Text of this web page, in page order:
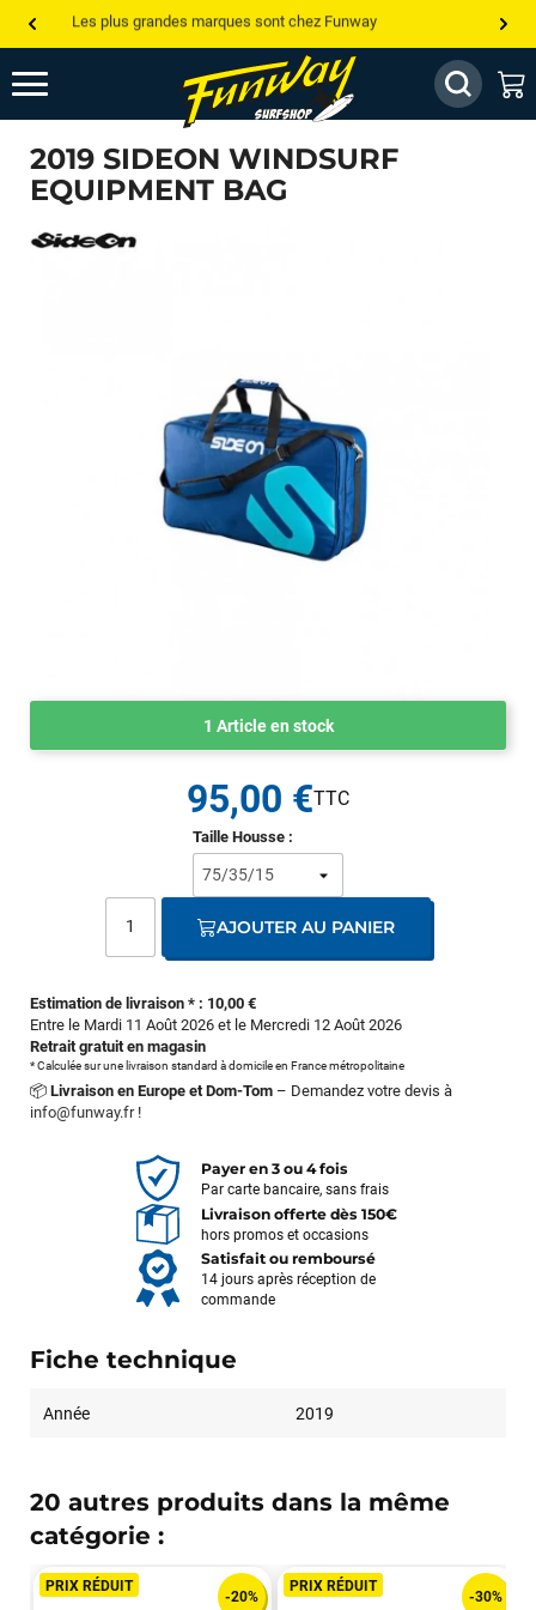
Les plus grandes marques sont chez Funway
Jusqu’à -75% de remise sur le windsurf, wingfoil, etc...
💰 Meilleur prix garanti — Moins cher ailleurs ? On s’aligne !
Besoin de conseils de pro ? Appelle nous !
2019 SIDEON WINDSURF
EQUIPMENT BAG
1 Article en stock
Estimation de livraison * : 10,00 €
Entre le Mardi 11 Août 2026 et le Mercredi 12 Août 2026
Retrait gratuit en magasin
* Calculée sur une livraison standard à domicile en France métropolitaine
📦 Livraison en Europe et Dom-Tom – Demandez votre devis à
info@funway.fr!
Taille Housse :
95,00 €
AJOUTER AU PANIER
Payer en 3 ou 4 fois
Par carte bancaire, sans frais
Livraison offerte dès 150€
hors promos et occasions
Satisfait ou remboursé
14 jours après réception de
commande
Fiche technique
Année 2019
20 autres produits dans la même
catégorie :
PRIX RÉDUIT
-20%
PRIX RÉDUIT
-30%